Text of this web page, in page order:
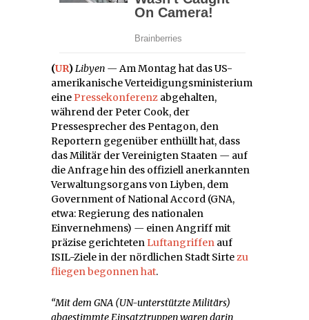
(UR)Libyen — Am Montag hat das US-
amerikanische Verteidigungsministerium
einePressekonferenz abgehalten,
während der Peter Cook, der
Pressesprecher des Pentagon, den
Reportern gegenüber enthüllt hat, dass
das Militär der Vereinigten Staaten — auf
die Anfrage hin des offiziell anerkannten
Verwaltungsorgans von Liyben, dem
Government of National Accord (GNA,
etwa: Regierung des nationalen
Einvernehmens) — einen Angriff mit
präzise gerichteten Luftangriffen auf
ISIL-Ziele in der nördlichen Stadt Sirtezu
fliegen begonnen hat.
“Mit dem GNA (UN-unterstützte Militärs)
abgestimmte Einsatztruppen waren darin